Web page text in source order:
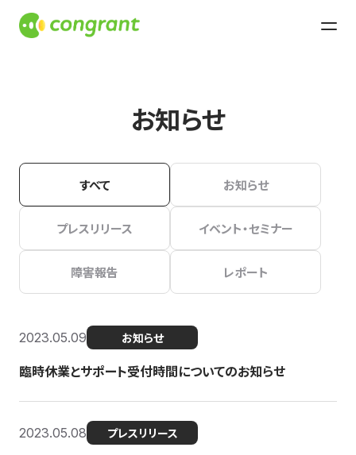
お知らせ
すべて お知らせ
プレスリリース イベント・セミナー
障害報告 レポート
2023.05.09 お知らせ
臨時休業とサポート受付時間についてのお知らせ
2023.05.08 プレスリリース